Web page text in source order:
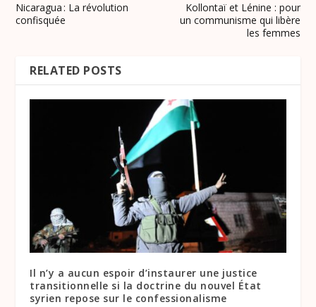
Nicaragua : La révolution
confisquée
Kollontaï et Lénine : pour
un communisme qui libère
les femmes
RELATED POSTS
Il n’y a aucun espoir d’instaurer une justice
transitionnelle si la doctrine du nouvel État
syrien repose sur le confessionalisme